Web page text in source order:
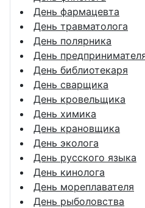
День фармацевта
День травматолога
День полярника
День
День библиотекаря
День сварщика
День кровельщика
День химика
День крановщика
День эколога
День русского языка
День кинолога
День мореплавателя
День рыболовства